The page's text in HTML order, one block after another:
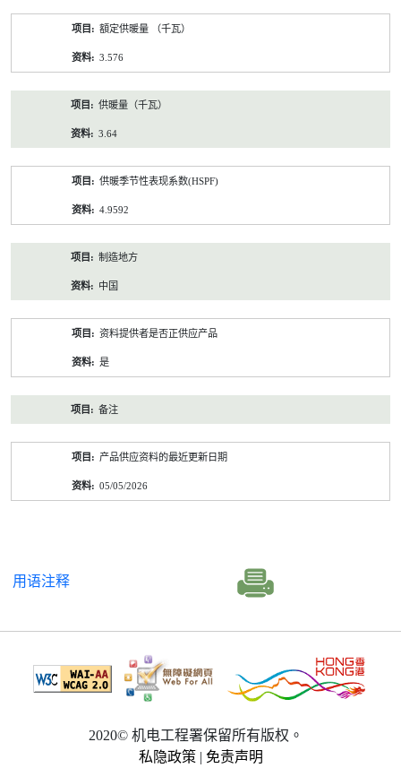
額定供暖量 （千瓦）
3.576
供暖量（千瓦）
3.64
供暖季节性表现系数(HSPF)
4.9592
制造地方
中国
资料提供者是否正供应产品
是
备注
产品供应资料的最近更新日期
05/05/2026
用语注释
2020© 机电工程署保留所有版权。
私隐政策 | 免责声明